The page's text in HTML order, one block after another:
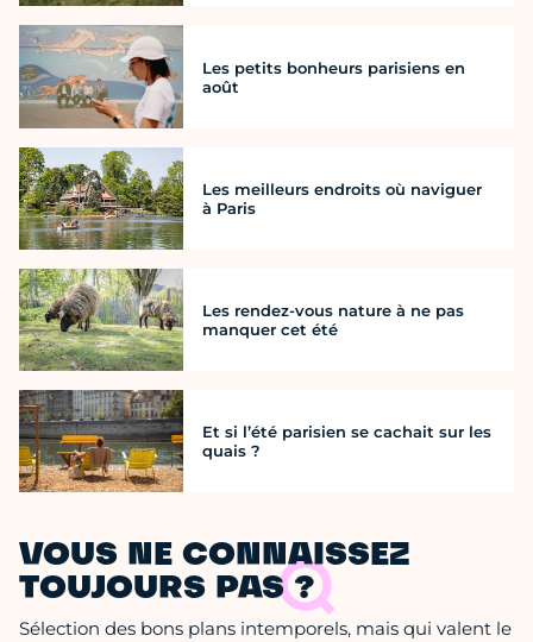
Les petits bonheurs parisiens en
août
Les meilleurs endroits où naviguer
à Paris
Les rendez-vous nature à ne pas
manquer cet été
Et si l’été parisien se cachait sur les
quais ?
VOUS NE CONNAISSEZ
TOUJOURS PAS ?
Sélection des bons plans intemporels, mais qui valent le